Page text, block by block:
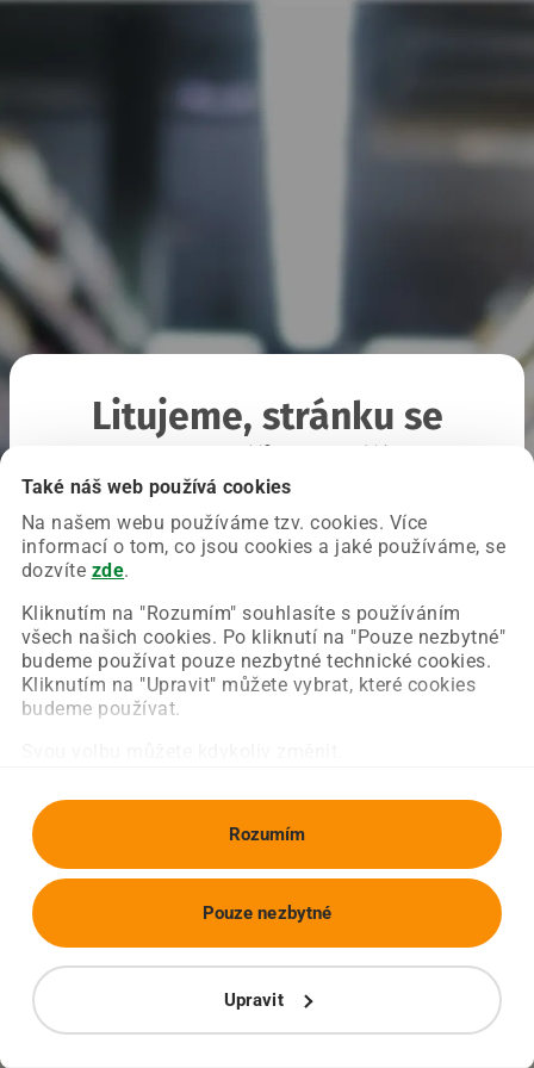
Také náš web používá cookies
Na našem webu používáme tzv. cookies. Více
informací o tom, co jsou cookies a jaké používáme, se
dozvíte zde.
Kliknutím na "Rozumím" souhlasíte s používáním
všech našich cookies. Po kliknutí na "Pouze nezbytné"
budeme používat pouze nezbytné technické cookies.
Kliknutím na "Upravit" můžete vybrat, které cookies
budeme používat.
Rozumím
Upravit
Pouze nezbytné
Litujeme, stránku se
Chyba nastala na naší straně a už ji opravujeme.
Zkuste prosím znovu načíst požadovanou stránku.
Obnovit stránku Úvodní strana